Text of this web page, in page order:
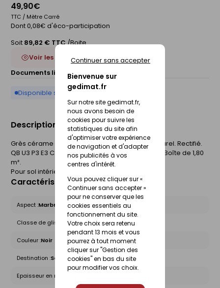
Bienvenue sur
gedimat.fr
Sur notre site gedimat.fr,
nous avons besoin de
cookies pour suivre les
statistiques du site afin
d'optimiser votre expérience
de navigation et d'adapter
nos publicités à vos
centres d'intérêt.
Vous pouvez cliquer sur «
Continuer sans accepter »
pour ne conserver que les
cookies essentiels au
fonctionnement du site.
Votre choix sera retenu
pendant 13 mois et vous
pourrez à tout moment
cliquer sur "Gestion des
cookies" en bas du site
pour modifier vos choix.
Continuer sans accepter
49,90€
TTC / Mètre Carré
Dont 0,08€ d'éco-participation
Soit 89,82 € TTC/Boite
Voir les 5 déclinaisons
Documents liés :
Fiche technique
Disponible sur commande
Description du produit
Grès cérame coloré dans la masse. Aspect naturel. Rectifié.
QB U3 P3 E3 C2. l.60 x L.60 cm. Epaisseur 6,5 mm. Boîte de 1,80
m².
Pour sol intérieur.
Caractéristiques du produit
Aspect :Marbre
Classe de glissance (R) :R9
Couleur :Noir
Destination :Sol intérieur
Epaisseur en mm :